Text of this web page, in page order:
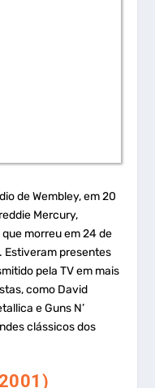
de Wembley, em 20
Mercury,
morreu em 24 de
Estiveram presentes
pela TV em mais
como David
e Guns N’
clássicos dos